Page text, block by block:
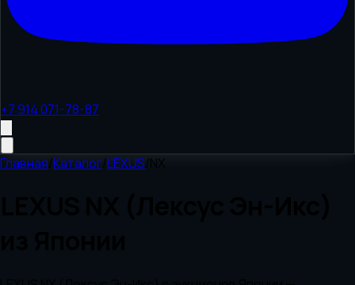
+7 914 071-78-87
Главная/Каталог/LEXUS/NX